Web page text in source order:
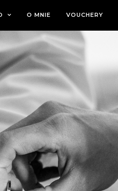
O MNIE VOUCHERY